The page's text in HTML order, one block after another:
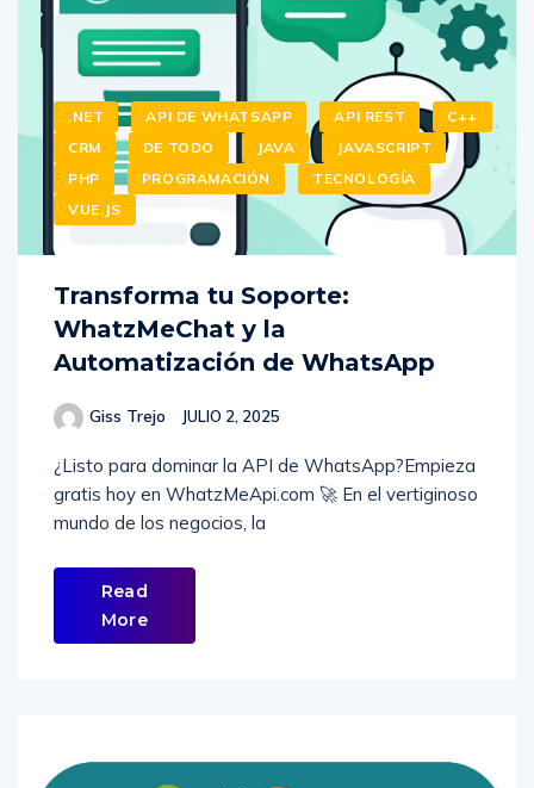
.NET API DE WHATSAPP API REST
C++
CRM
DE TODO JAVA
JAVASCRIPT
PHP
PROGRAMACIÓN
TECNOLOGÍA
VUE.JS
Transforma tu Soporte:
WhatzMeChat y la
Automatización de WhatsApp
Giss Trejo JULIO 2, 2025
¿Listo para dominar la API de WhatsApp?Empieza
gratis hoy en WhatzMeApi.com 🚀 En el vertiginoso
mundo de los negocios, la
Read
More